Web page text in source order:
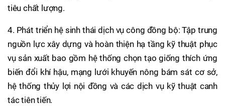
tiêu chất lượng.
4. Phát triển hệ sinh thái dịch vụ công đồng bộ: Tập trung
nguồn lực xây dựng và hoàn thiện hạ tầng kỹ thuật phục
vụ sản xuất bao gồm hệ thống chọn tạo giống thích ứng
biến đổi khí hậu, mạng lưới khuyến nông bám sát cơ sở,
hệ thống thủy lợi nội đồng và các dịch vụ kỹ thuật canh
tác tiên tiến.